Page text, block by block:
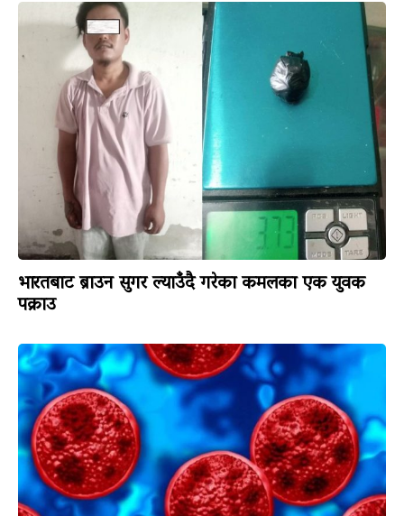
भारतबाट ब्राउन सुगर ल्याउँदै गरेका कमलका एक युवक
पक्राउ